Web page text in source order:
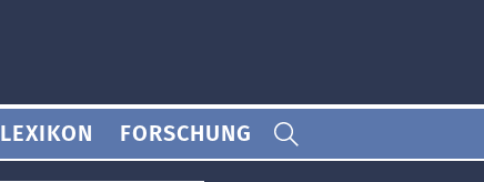
LEXIKON FORSCHUNG